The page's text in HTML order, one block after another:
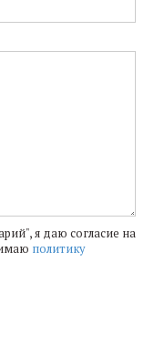
я даю согласие на
политику